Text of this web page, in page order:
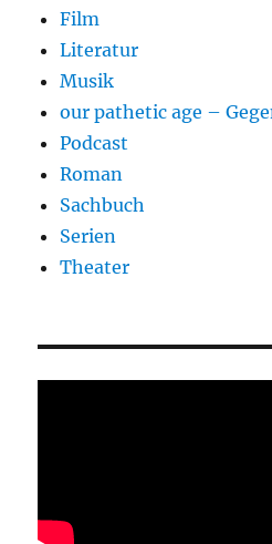
Film
Literatur
Musik
our pathetic age –
Podcast
Roman
Sachbuch
Serien
Theater